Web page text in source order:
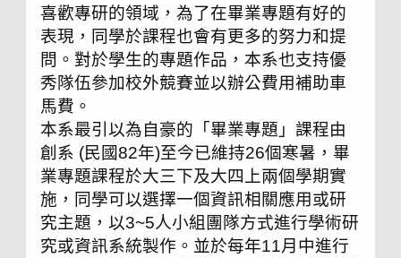
喜歡專研的領域，為了在畢業專題有好的
表現，同學於課程也會有更多的努力和提
問。對於學生的專題作品，本系也支持優
秀隊伍參加校外競賽並以辦公費用補助車
馬費。
本系最引以為自豪的「畢業專題」課程由
創系 (民國82年)至今已維持26個寒暑，畢
業專題課程於大三下及大四上兩個學期實
施，同學可以選擇一個資訊相關應用或研
究主題，以3~5人小組團隊方式進行學術研
究或資訊系統製作。並於每年11月中進行